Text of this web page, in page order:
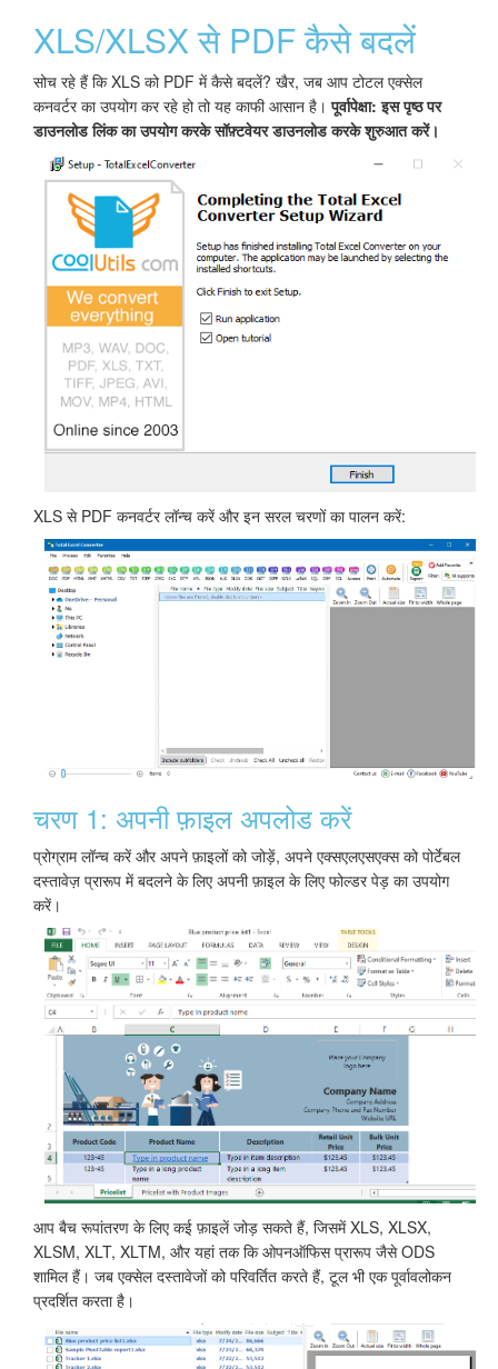
XLS/XLSX से PDF कैसे बदलें
सोच रहे हैं कि XLS को PDF में कैसे बदलें? खैर, जब आप टोटल एक्सेल
कनवर्टर का उपयोग कर रहे हो तो यह काफी आसान है।पूर्वापेक्षा: इस पृष्ठ पर
डाउनलोड लिंक का उपयोग करके सॉफ़्टवेयर डाउनलोड करके शुरुआत करें।
XLS से PDF कनवर्टर लॉन्च करें और इन सरल चरणों का पालन करें:
चरण 1: अपनी फ़ाइल अपलोड करें
प्रोग्राम लॉन्च करें और अपने फ़ाइलों को जोड़ें, अपने एक्सएलएसएक्स को पोर्टेबल
दस्तावेज़ प्रारूप में बदलने के लिए अपनी फ़ाइल के लिए फोल्डर पेड़ का उपयोग
करें।
आप बैच रूपांतरण के लिए कई फ़ाइलें जोड़ सकते हैं, जिसमें XLS, XLSX,
XLSM, XLT, XLTM, और यहां तक कि ओपनऑफिस प्रारूप जैसे ODS
शामिल हैं। जब एक्सेल दस्तावेजों को परिवर्तित करते हैं, टूल भी एक पूर्वावलोकन
प्रदर्शित करता है।